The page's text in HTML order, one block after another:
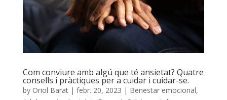
Com conviure amb algú que té ansietat? Quatre
consells i pràctiques per a cuidar i cuidar-se.
by Oriol Barat| febr. 20, 2023 | Benestar emocional,